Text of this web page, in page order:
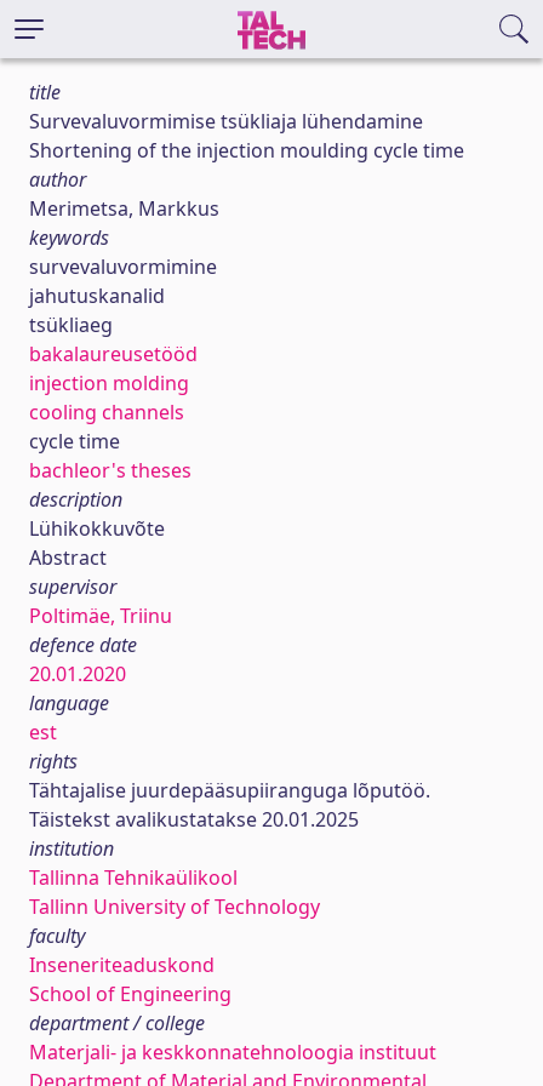
title
Survevaluvormimise tsükliaja lühendamine
Shortening of the injection moulding cycle time
author
Merimetsa, Markkus
keywords
survevaluvormimine
jahutuskanalid
tsükliaeg
bakalaureusetööd
injection molding
cooling channels
cycle time
bachleor's theses
description
Lühikokkuvõte
Abstract
supervisor
Poltimäe, Triinu
defence date
20.01.2020
language
est
rights
Tähtajalise juurdepääsupiiranguga lõputöö.
Täistekst avalikustatakse 20.01.2025
institution
Tallinna Tehnikaülikool
Tallinn University of Technology
faculty
Inseneriteaduskond
School of Engineering
department / college
Materjali- ja keskkonnatehnoloogia instituut